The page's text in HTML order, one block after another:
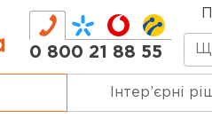
0 800 21 88 55
Інтер’єрні